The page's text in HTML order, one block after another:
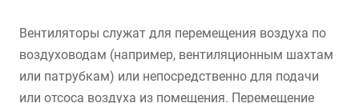
Вентиляторы служат для перемещения воздуха по
воздуховодам (например, вентиляционным шахтам
или патрубкам) или непосредственно для подачи
или отсоса воздуха из помещения. Перемещение